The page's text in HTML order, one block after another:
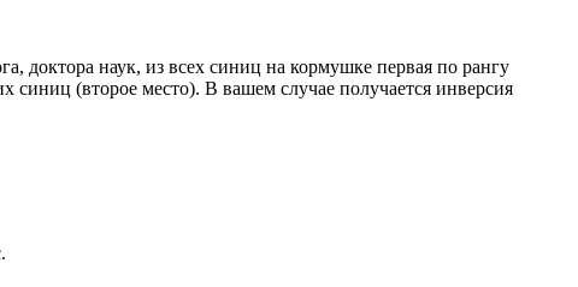
доктора наук, из всех синиц на кормушке первая по рангу
синиц (второе место). В вашем случае получается инверсия